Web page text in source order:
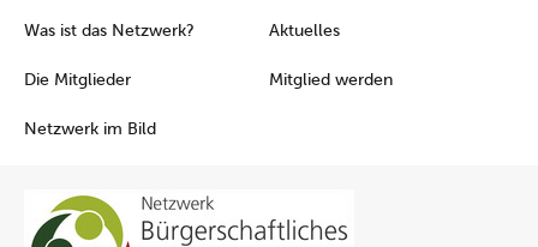
Was ist das Netzwerk? Aktuelles
Die Mitglieder Mitglied werden
Netzwerk im Bild